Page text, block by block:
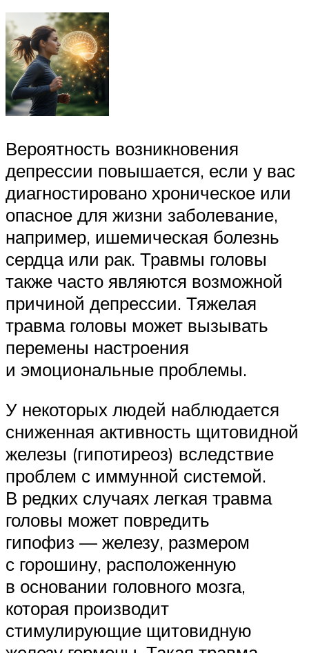
Вероятность возникновения
депрессии повышается, если у вас
диагностировано хроническое или
опасное для жизни заболевание,
например, ишемическая болезнь
сердца или рак. Травмы головы
также часто являются возможной
причиной депрессии. Тяжелая
травма головы может вызывать
перемены настроения
и эмоциональные проблемы.
У некоторых людей наблюдается
сниженная активность щитовидной
железы (гипотиреоз) вследствие
проблем с иммунной системой.
В редких случаях легкая травма
головы может повредить
гипофиз — железу, размером
с горошину, расположенную
в основании головного мозга,
которая производит
стимулирующие щитовидную